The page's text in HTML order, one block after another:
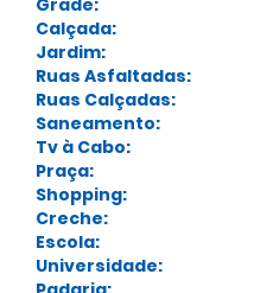
Calçada:
Jardim:
Ruas Asfaltadas:
Ruas Calçadas:
Saneamento:
Tv à Cabo:
Praça:
Shopping:
Creche:
Escola:
Universidade: